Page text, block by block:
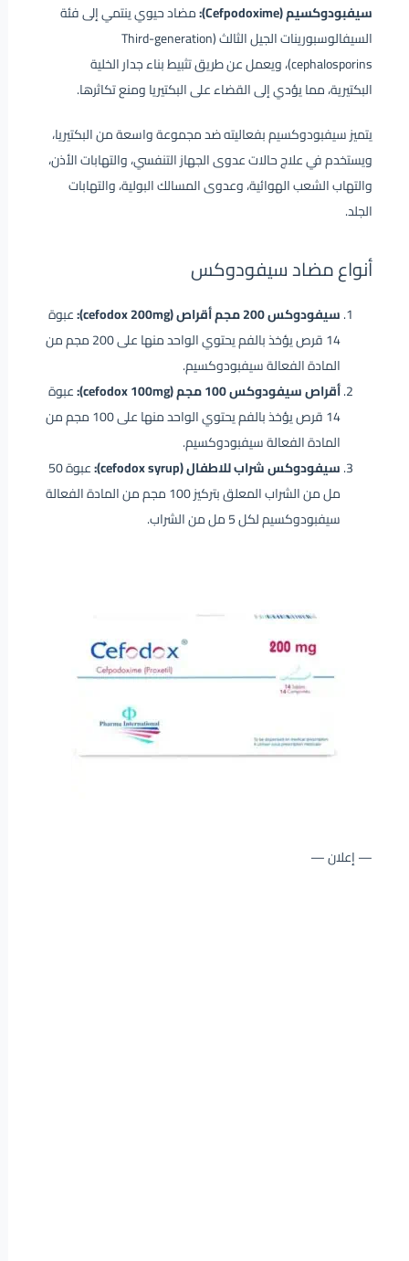
سيفبودوكسيم (Cefpodoxime):
مضاد حيوي ينتمي إلى فئة
السيفالوسبورينات الجيل الثالث (Third-generation
cephalosporins)، ويعمل عن طريق تثبيط بناء جدار الخلية
البكتيرية، مما يؤدي إلى القضاء على البكتيريا ومنع تكاثرها.
يتميز سيفبودوكسيم بفعاليته ضد مجموعة واسعة من البكتيريا،
ويستخدم في علاج حالات عدوى الجهاز التنفسي، والتهابات الأذن،
والتهاب الشعب الهوائية، وعدوى المسالك البولية، والتهابات
الجلد.
أنواع مضاد سيفودوكس
سيفودوكس 200 مجم أقراص (cefodox 200mg):
عبوة
14 قرص يؤخذ بالفم يحتوي الواحد منها على 200 مجم من
المادة الفعالة سيفبودوكسيم.
أقراص سيفودوكس 100 مجم (cefodox 100mg):
عبوة
14 قرص يؤخذ بالفم يحتوي الواحد منها على 100 مجم من
المادة الفعالة سيفبودوكسيم.
سيفودوكس شراب للاطفال (cefodox syrup):
عبوة 50
مل من الشراب المعلق بتركيز 100 مجم من المادة الفعالة
سيفبودوكسيم لكل 5 مل من الشراب.
— إعلان —